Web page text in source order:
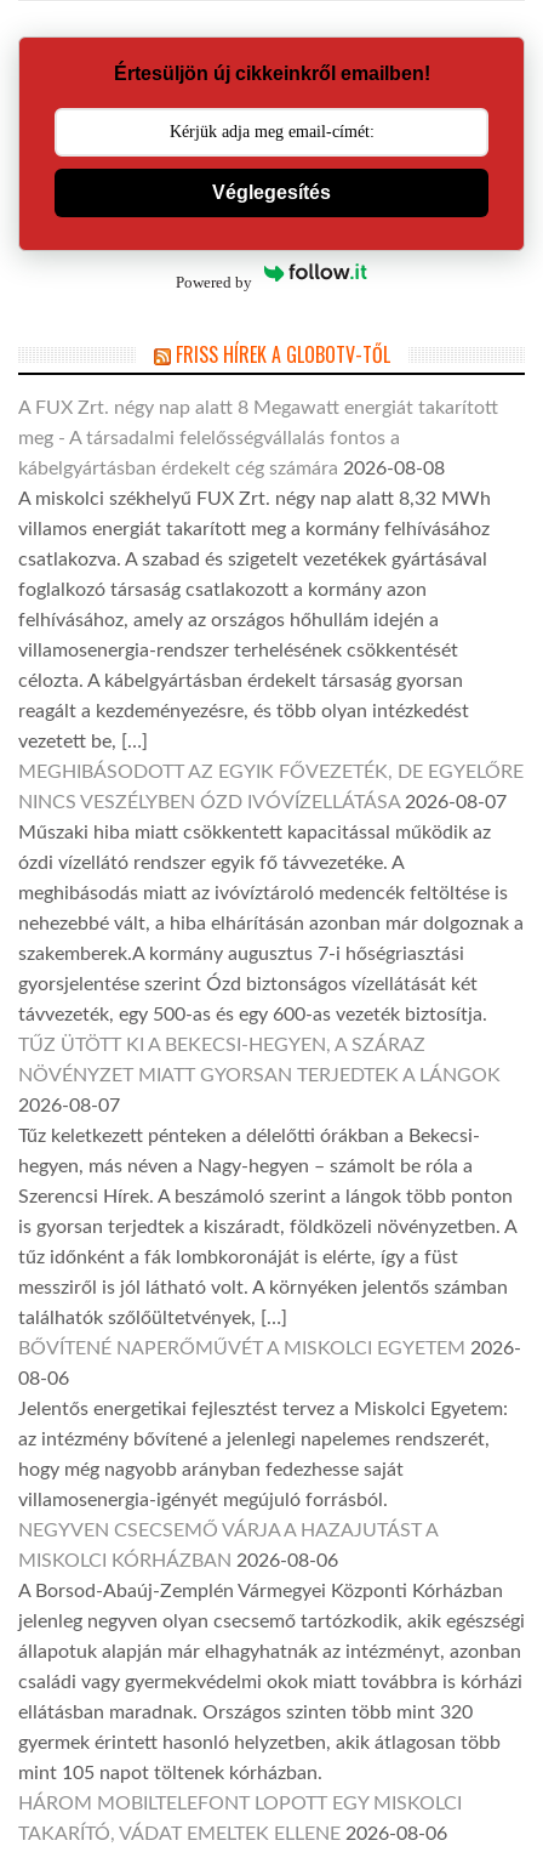
Értesüljön új cikkeinkről emailben!
Véglegesítés
Powered by
FRISS HÍREK A GLOBOTV-TŐL
A FUX Zrt. négy nap alatt 8 Megawatt energiát takarított
meg - A társadalmi felelősségvállalás fontos a
kábelgyártásban érdekelt cég számára 2026-08-08
A miskolci székhelyű FUX Zrt. négy nap alatt 8,32 MWh
villamos energiát takarított meg a kormány felhívásához
csatlakozva. A szabad és szigetelt vezetékek gyártásával
foglalkozó társaság csatlakozott a kormány azon
felhívásához, amely az országos hőhullám idején a
villamosenergia-rendszer terhelésének csökkentését
célozta. A kábelgyártásban érdekelt társaság gyorsan
reagált a kezdeményezésre, és több olyan intézkedést
vezetett be, […]
MEGHIBÁSODOTT AZ EGYIK FŐVEZETÉK, DE EGYELŐRE
NINCS VESZÉLYBEN ÓZD IVÓVÍZELLÁTÁSA 2026-08-07
Műszaki hiba miatt csökkentett kapacitással működik az
ózdi vízellátó rendszer egyik fő távvezetéke. A
meghibásodás miatt az ivóvíztároló medencék feltöltése is
nehezebbé vált, a hiba elhárításán azonban már dolgoznak a
szakemberek.A kormány augusztus 7-i hőségriasztási
gyorsjelentése szerint Ózd biztonságos vízellátását két
távvezeték, egy 500-as és egy 600-as vezeték biztosítja.
TŰZ ÜTÖTT KI A BEKECSI-HEGYEN, A SZÁRAZ
NÖVÉNYZET MIATT GYORSAN TERJEDTEK A LÁNGOK
2026-08-07
Tűz keletkezett pénteken a délelőtti órákban a Bekecsi-
hegyen, más néven a Nagy-hegyen – számolt be róla a
Szerencsi Hírek. A beszámoló szerint a lángok több ponton
is gyorsan terjedtek a kiszáradt, földközeli növényzetben. A
tűz időnként a fák lombkoronáját is elérte, így a füst
messziről is jól látható volt. A környéken jelentős számban
találhatók szőlőültetvények, […]
BŐVÍTENÉ NAPERŐMŰVÉT A MISKOLCI EGYETEM 2026-
08-06
Jelentős energetikai fejlesztést tervez a Miskolci Egyetem:
az intézmény bővítené a jelenlegi napelemes rendszerét,
hogy még nagyobb arányban fedezhesse saját
villamosenergia-igényét megújuló forrásból.
NEGYVEN CSECSEMŐ VÁRJA A HAZAJUTÁST A
MISKOLCI KÓRHÁZBAN 2026-08-06
A Borsod-Abaúj-Zemplén Vármegyei Központi Kórházban
jelenleg negyven olyan csecsemő tartózkodik, akik egészségi
állapotuk alapján már elhagyhatnák az intézményt, azonban
családi vagy gyermekvédelmi okok miatt továbbra is kórházi
ellátásban maradnak. Országos szinten több mint 320
gyermek érintett hasonló helyzetben, akik átlagosan több
mint 105 napot töltenek kórházban.
HÁROM MOBILTELEFONT LOPOTT EGY MISKOLCI
TAKARÍTÓ, VÁDAT EMELTEK ELLENE 2026-08-06